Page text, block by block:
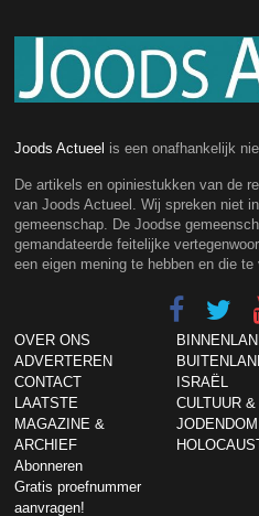
Joods Actueel is een onafhankelijk
De artikels en opiniestukken van de
van Joods Actueel. Wij spreken niet
gemeenschap. De Joodse
gemandateerde feitelijke
een eigen mening te hebben en die te
OVER ONS
ADVERTEREN
CONTACT
LAATSTE
MAGAZINE &
ARCHIEF
Abonneren
Gratis proefnummer
aanvragen!
ISRAËL
CULTUUR &
JODENDOM